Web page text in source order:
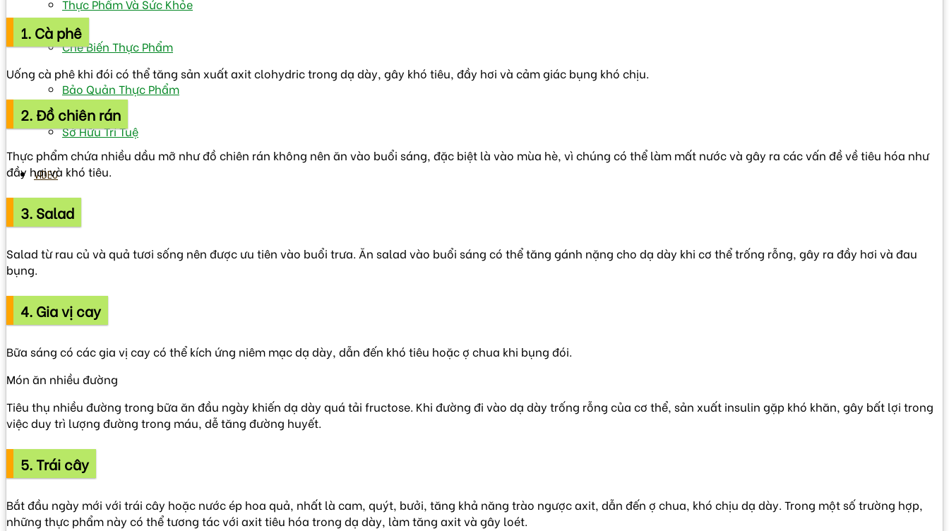
Thực Phẩm Và Sức Khỏe
Chế Biến Thực Phẩm
Bảo Quản Thực Phẩm
Sở Hữu Trí Tuệ
VIDEO
1. Cà phê
Uống cà phê khi đói có thể tăng sản xuất axit clohydric trong dạ dày, gây khó tiêu, đầy hơi và cảm giác bụng khó chịu.
2. Đồ chiên rán
Thực phẩm chứa nhiều dầu mỡ như đồ chiên rán không nên ăn vào buổi sáng, đặc biệt là vào mùa hè, vì chúng có thể làm mất nước và gây ra các vấn đề về tiêu hóa như
đầy hơi và khó tiêu.
3. Salad
Salad từ rau củ và quả tươi sống nên được ưu tiên vào buổi trưa. Ăn salad vào buổi sáng có thể tăng gánh nặng cho dạ dày khi cơ thể trống rỗng, gây ra đầy hơi và đau
bụng.
4. Gia vị cay
Bữa sáng có các gia vị cay có thể kích ứng niêm mạc dạ dày, dẫn đến khó tiêu hoặc ợ chua khi bụng đói.
Món ăn nhiều đường
Tiêu thụ nhiều đường trong bữa ăn đầu ngày khiến dạ dày quá tải fructose. Khi đường đi vào dạ dày trống rỗng của cơ thể, sản xuất insulin gặp khó khăn, gây bất lợi trong
việc duy trì lượng đường trong máu, dễ tăng đường huyết.
5. Trái cây
Bắt đầu ngày mới với trái cây hoặc nước ép hoa quả, nhất là cam, quýt, bưởi, tăng khả năng trào ngược axit, dẫn đến ợ chua, khó chịu dạ dày. Trong một số trường hợp,
những thực phẩm này có thể tương tác với axit tiêu hóa trong dạ dày, làm tăng axit và gây loét.